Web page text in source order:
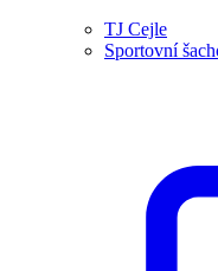
TJ Cejle
Sportovní